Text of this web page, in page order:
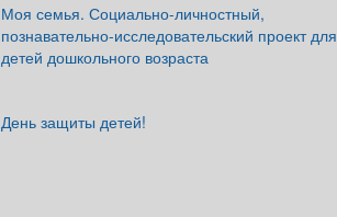
Моя семья. Социально-личностный,
познавательно-исследовательский проект для
детей дошкольного возраста
День защиты детей!